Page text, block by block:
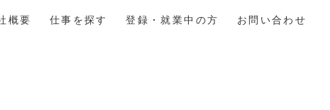
概要 仕事を探す 登録・就業中の方 お問い合わせ